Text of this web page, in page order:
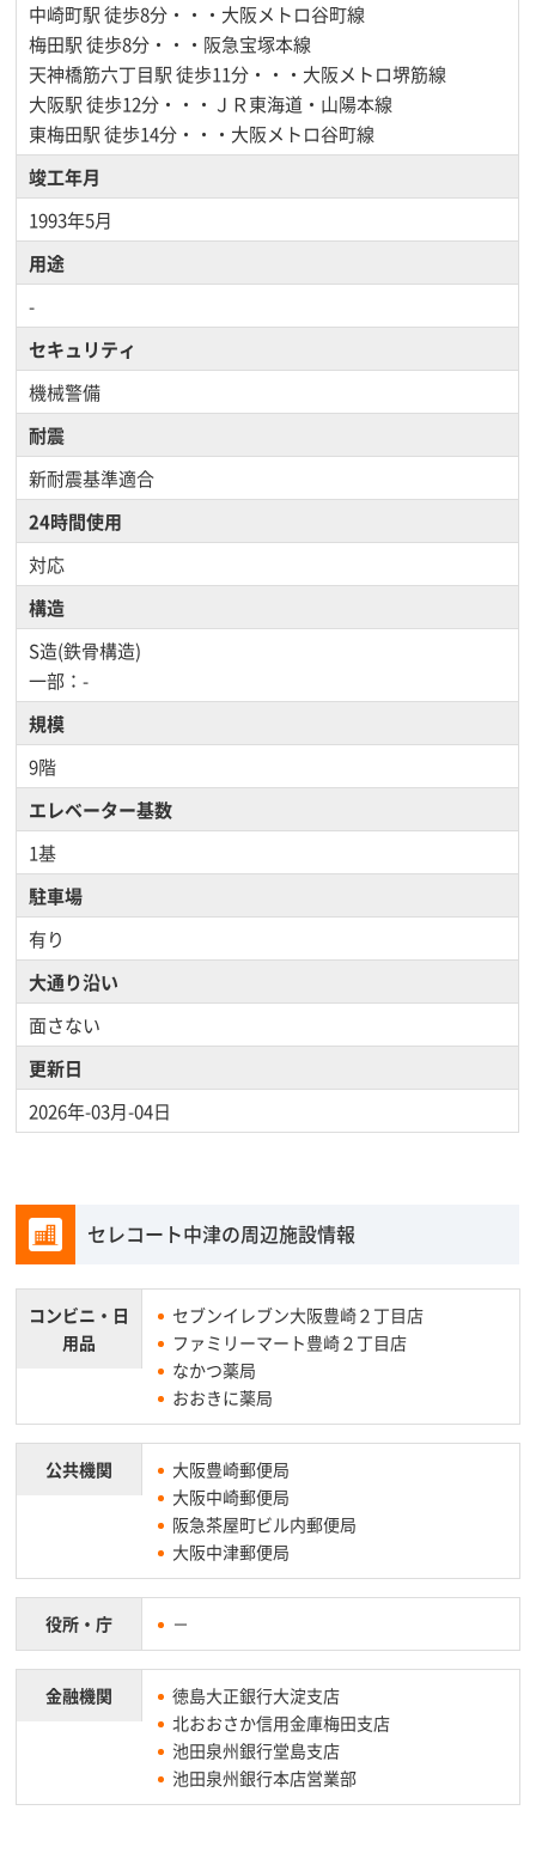
中崎町駅徒歩8分・・・大阪メトロ谷町線
梅田駅徒歩8分・・・阪急宝塚本線
天神橋筋六丁目駅徒歩11分・・・大阪メトロ堺筋線
大阪駅徒歩12分・・・ＪＲ東海道・山陽本線
東梅田駅徒歩14分・・・大阪メトロ谷町線
竣工年月
1993年5月
用途
-
セキュリティ
機械警備
耐震
新耐震基準適合
24時間使用
対応
構造
S造(鉄骨構造)
一部：-
規模
9階
エレベーター基数
1基
駐車場
有り
大通り沿い
面さない
更新日
2026年-03月-04日
セレコート中津の周辺施設情報
コンビニ・ 日
用品
セブンイレブン大阪豊崎２丁目店
ファミリーマート豊崎２丁目店
なかつ薬局
おおきに薬局
公共機関
大阪豊崎郵便局
大阪中崎郵便局
阪急茶屋町ビル内郵便局
大阪中津郵便局
役所・庁 －
金融機関
徳島大正銀行大淀支店
北おおさか信用金庫梅田支店
池田泉州銀行堂島支店
池田泉州銀行本店営業部